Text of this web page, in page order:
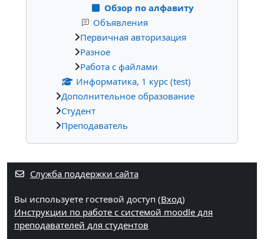
Обзор по алфавиту
Объявления
Первичная авторизация
Разное
Работа с файлами
Информатика, 1 курс (test)
Дополнительное образование
Студент
Преподаватель
Дополнительные блоки
Служба поддержки сайта
Вы используете гостевой доступ (Вход)
Инструкции по работе с системой moodle для
преподавателей для студентов